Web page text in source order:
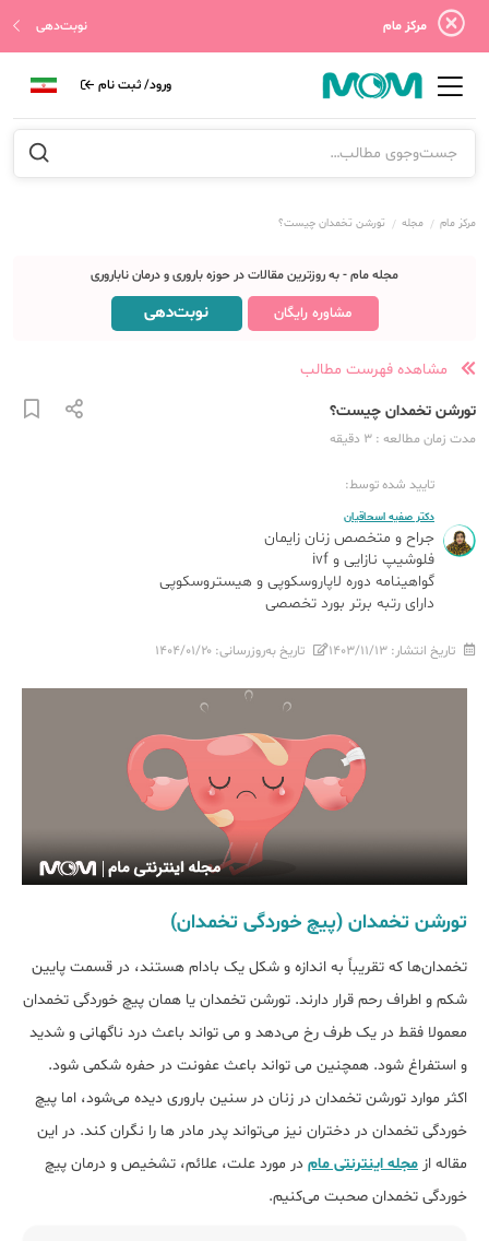
مرکز مام نوبت‌دهی
ورود/ ثبت نام
مرکز مام مجله تورشن تخمدان چیست؟
مجله مام - به روزترین مقالات در حوزه باروری و درمان ناباروری
مشاوره رایگان نوبت‌دهی
مشاهده فهرست مطالب
تورشن تخمدان چیست؟
مدت زمان مطالعه : 3 دقیقه
تایید شده توسط:
دکتر صفیه اسحاقیان
جراح و متخصص زنان زایمان
فلوشیپ نازایی و ivf
گواهینامه دوره لاپاروسکوپی و هیستروسکوپی
دارای رتبه برتر بورد تخصصی
تاریخ انتشار: ۱۴۰۳/۱۱/۱۳ تاریخ به‌روزرسانی: ۱۴۰۴/۰۱/۲۰
تورشن تخمدان (پیچ خوردگی تخمدان)
تخمدان‌ها که تقریباً به اندازه و شکل یک بادام هستند، در قسمت پایین
شکم و اطراف رحم قرار دارند. تورشن تخمدان یا همان پیچ خوردگی تخمدان
معمولا فقط در یک طرف رخ می‌دهد و می تواند باعث درد ناگهانی و شدید
و استفراغ شود. همچنین می تواند باعث عفونت در حفره شکمی شود.
اکثر موارد تورشن تخمدان در زنان در سنین باروری دیده می‌شود، اما پیچ
خوردگی تخمدان در دختران نیز می‌تواند پدر مادر ها را نگران کند. در این
مقاله از مجله اینترنتی مام در مورد علت، علائم، تشخیص و درمان پیچ
خوردگی تخمدان صحبت می‌کنیم.